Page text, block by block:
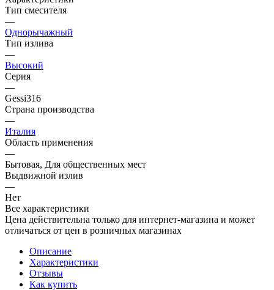
Тип смесителя
—
Однорычажный
Тип излива
—
Высокий
Серия
—
Gessi316
Страна производства
—
Италия
Область применения
—
Бытовая, Для общественных мест
Выдвижной излив
—
Нет
Все характеристики
Цена действительна только для интернет-магазина и может
отличаться от цен в розничных магазинах
Описание
Характеристики
Отзывы
Как купить